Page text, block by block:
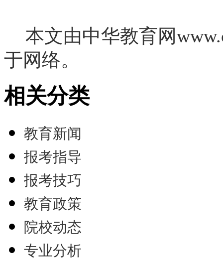
本文由中华教育网
于网络。
相关分类
教育新闻
报考指导
报考技巧
教育政策
院校动态
专业分析